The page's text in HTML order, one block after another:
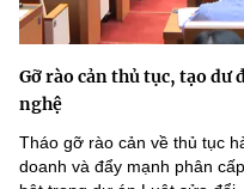
Gỡ rào cản thủ tục, tạo dư
nghệ
Tháo gỡ rào cản về thủ tục
doanh và đẩy mạnh phân